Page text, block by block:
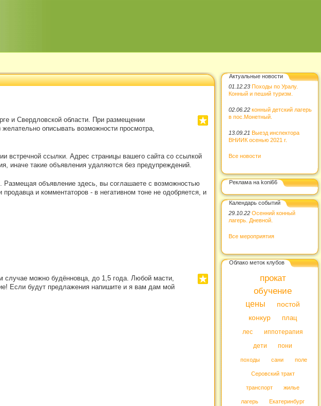
и Свердловской области. При размещении
описывать возможности просмотра,
встречной ссылки. Адрес страницы вашего сайта со ссылкой
иначе такие объявления удаляются без предупреждений.
объявление здесь, вы соглашаете с возможностью
и комментаторов - в негативном тоне не одобряется, и
случае можно будённовца, до 1,5 года. Любой масти,
Если будут предлажения напишите и я вам дам мой
Актуальные новости
01.12.23 Походы по Уралу.
Конный и пеший туризм.
02.06.22 конный детский лагерь
в пос.Монетный.
13.09.21 Выезд инспектора
ВНИИК осенью 2021 г.
Все новости
Реклама на koni66
Календарь событий
29.10.22 Осенний конный
лагерь. Дневной.
Все мероприятия
Облако меток клубов
прокат
обучение
цены
постой
конкур
плац
лес
иппотерапия
дети
пони
походы сани поле
Серовский тракт
транспорт жилье
лагерь Екатеринбург